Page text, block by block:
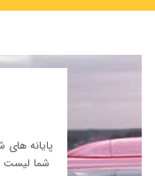
پایانه
شما لیست